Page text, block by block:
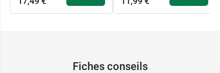
Fiches conseils